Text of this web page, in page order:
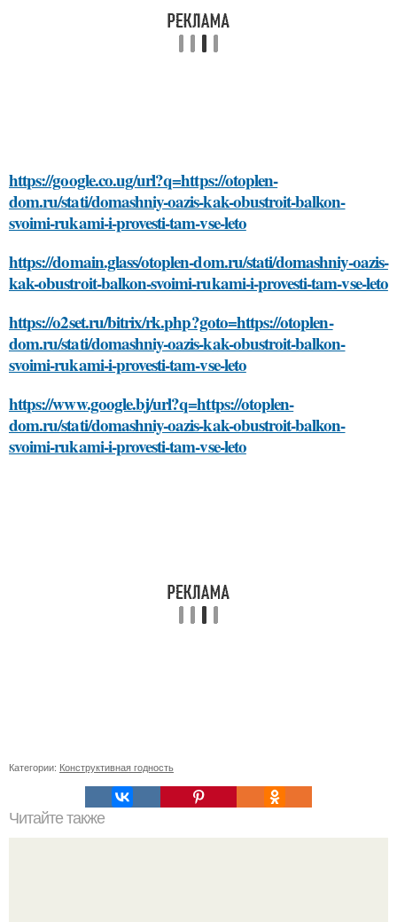
https://google.co.ug/url?q=https://otoplen-
dom.ru/stati/domashniy-oazis-kak-obustroit-balkon-
svoimi-rukami-i-provesti-tam-vse-leto
https://domain.glass/otoplen-dom.ru/stati/domashniy-oazis-
kak-obustroit-balkon-svoimi-rukami-i-provesti-tam-vse-leto
https://o2set.ru/bitrix/rk.php?goto=https://otoplen-
dom.ru/stati/domashniy-oazis-kak-obustroit-balkon-
svoimi-rukami-i-provesti-tam-vse-leto
https://www.google.bj/url?q=https://otoplen-
dom.ru/stati/domashniy-oazis-kak-obustroit-balkon-
svoimi-rukami-i-provesti-tam-vse-leto
Категории: Конструктивная годность
Читайте также